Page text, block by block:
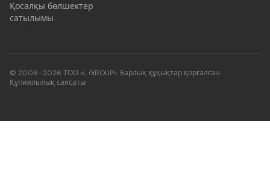
Қосалқы бөлшектер
сатылымы
© 2006–2026 ТОО «L GROUP». Барлық құқықтар қорғалған.
Құпиялылық саясаты